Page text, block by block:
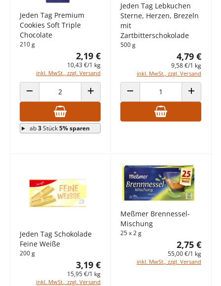
Jeden Tag Premium
Cookies Soft Triple
Chocolate
210 g
2,19 €
10,43 €/1 kg
inkl. MwSt., zzgl. Versand
ANZAHL VERRINGERN ANZAHL ERHÖHEN
ab3Stück5% sparen
Jeden Tag Lebkuchen
Sterne, Herzen, Brezeln
mit
Zartbitterschokolade
500 g
4,79 €
9,58 €/1 kg
inkl. MwSt., zzgl. Versand
ANZAHL VERRINGERN ANZAHL
Jeden Tag Schokolade
Feine Weiße
200 g
3,19 €
15,95 €/1 kg
inkl. MwSt., zzgl. Versand
Meßmer Brennessel-
Mischung
25 x 2 g
2,75 €
55,00 €/1 kg
inkl. MwSt., zzgl. Versand